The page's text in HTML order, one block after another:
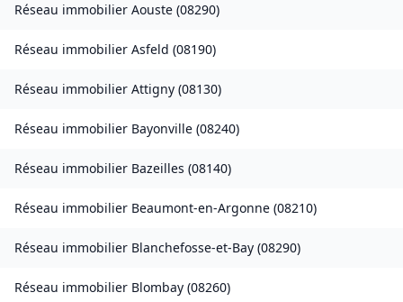
Réseau immobilier Aouste (08290)
Réseau immobilier Asfeld (08190)
Réseau immobilier Attigny (08130)
Réseau immobilier Bayonville (08240)
Réseau immobilier Bazeilles (08140)
Réseau immobilier Beaumont-en-Argonne (08210)
Réseau immobilier Blanchefosse-et-Bay (08290)
Réseau immobilier Blombay (08260)